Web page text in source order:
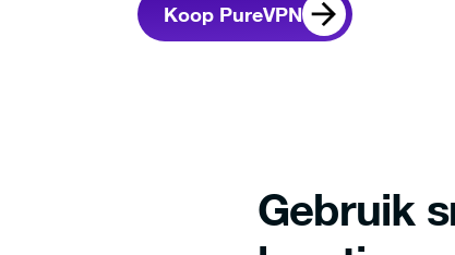
Koop PureVPN
Gebruik